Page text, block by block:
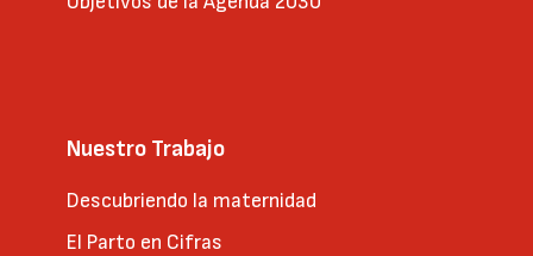
Nuestro Trabajo
Descubriendo la maternidad
El Parto en Cifras